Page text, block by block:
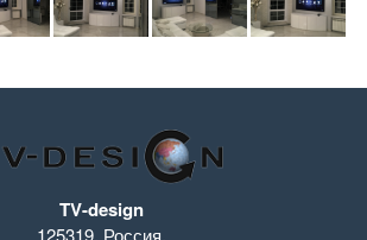
TV-design
125319, Россия,